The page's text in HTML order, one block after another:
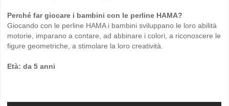
Perché far giocare i bambini con le perline HAMA?
Giocando con le perline HAMA i bambini sviluppano le loro abilità
motorie, imparano a contare, ad abbinare i colori, a riconoscere le
figure geometriche, a stimolare la loro creatività.
Età: da 5 anni